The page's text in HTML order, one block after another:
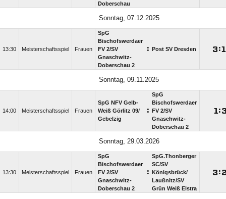
Doberschau
Sonntag, 07.12.2025
13:30 Meisterschaftsspiel Frauen
SpG
Bischofswerdaer
FV 2/​SV
Gnaschwitz-
Doberschau 2
: Post SV Dresden :
Sonntag, 09.11.2025
14:00 Meisterschaftsspiel Frauen
SpG NFV Gelb-
Weiß Görlitz 09/​
Gebelzig
:
SpG
Bischofswerdaer
FV 2/​SV
Gnaschwitz-
Doberschau 2
:
Sonntag, 29.03.2026
13:30 Meisterschaftsspiel Frauen
SpG
Bischofswerdaer
FV 2/​SV
Gnaschwitz-
Doberschau 2
:
SpG.Thonberger
SC/​SV
Königsbrück/​
Laußnitz/​SV
Grün Weiß Elstra
: